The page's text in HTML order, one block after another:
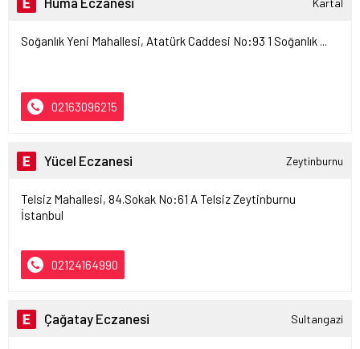
Kartal
Soğanlık Yeni Mahallesi, Atatürk Caddesi No:93 1 Soğanlık ...
02163096215
Yücel Eczanesi Zeytinburnu
Telsiz Mahallesi, 84.Sokak No:61 A Telsiz Zeytinburnu
İstanbul
02124164990
Çağatay Eczanesi Sultangazi